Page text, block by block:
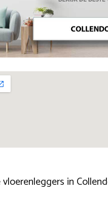
vloerenleggers in